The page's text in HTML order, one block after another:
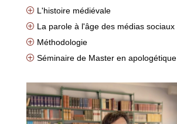
P L'histoire médiévale
P La parole à l'âge des médias sociaux
P Méthodologie
P Séminaire de Master en apologétique